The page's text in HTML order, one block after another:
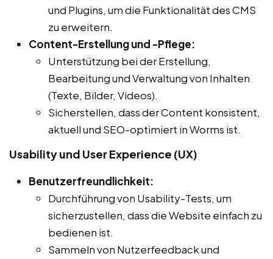
und Plugins, um die Funktionalität des CMS
zu erweitern.
Content-Erstellung und -Pflege:
Unterstützung bei der Erstellung,
Bearbeitung und Verwaltung von Inhalten
(Texte, Bilder, Videos).
Sicherstellen, dass der Content konsistent,
aktuell und SEO-optimiert in Worms ist.
Usability und User Experience (UX)
Benutzerfreundlichkeit:
Durchführung von Usability-Tests, um
sicherzustellen, dass die Website einfach zu
bedienen ist.
Sammeln von Nutzerfeedback und